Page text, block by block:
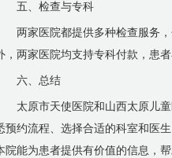
五、检查与专科
两家医院都提供多种检查服务
，两家医院均支持专科付款，患
六、总结
太原市天使医院和山西太原儿
预约流程、选择合适的科室和医
院能为患者提供有价值的信息，